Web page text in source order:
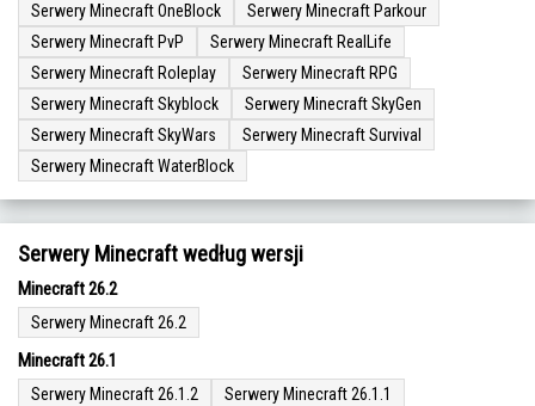
Serwery Minecraft OneBlock
Serwery Minecraft Parkour
Serwery Minecraft PvP
Serwery Minecraft RealLife
Serwery Minecraft Roleplay
Serwery Minecraft RPG
Serwery Minecraft Skyblock
Serwery Minecraft SkyGen
Serwery Minecraft SkyWars
Serwery Minecraft Survival
Serwery Minecraft WaterBlock
Serwery Minecraft według wersji
Minecraft 26.2
Serwery Minecraft 26.2
Minecraft 26.1
Serwery Minecraft 26.1.2
Serwery Minecraft 26.1.1